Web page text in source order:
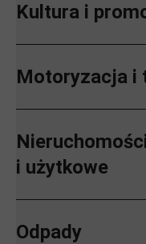
Kultura i
Motoryzacja i
i użytkowe
Odpady